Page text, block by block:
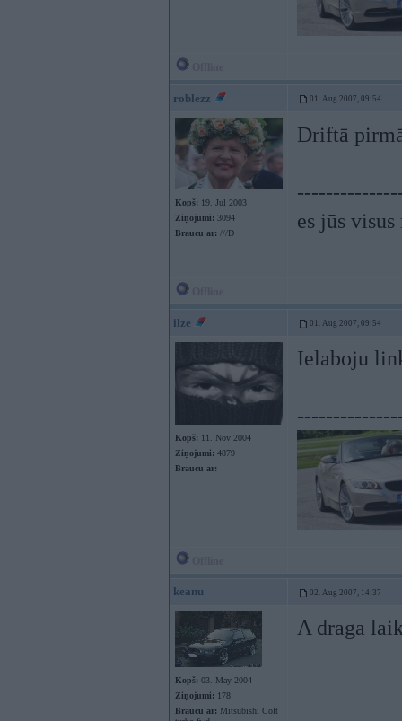
roblezz 01. Aug 2007, 09:54
Kopš: 19. Jul 2003
Ziņojumi: 3094
Braucu ar: ///D
Driftā
es jūs
ilze 01. Aug 2007, 09:54
Kopš: 11. Nov 2004
Ziņojumi: 4879
Braucu ar:
Ielaboju
keanu 02. Aug 2007, 14:37
Kopš: 03. May 2004
Ziņojumi: 178
Braucu ar: Mitsubishi Colt
A draga